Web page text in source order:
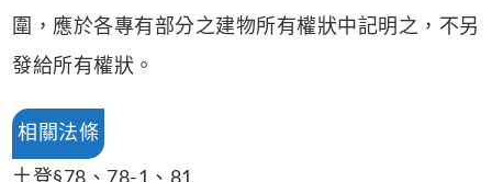
圍，應於各專有部分之建物所有權狀中記明之，不另
發給所有權狀。
相關法條